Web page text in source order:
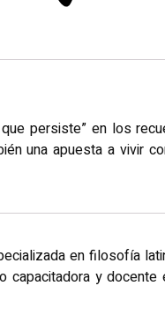
persiste” en los
una apuesta a vivir
en filosofía
capacitadora y docente